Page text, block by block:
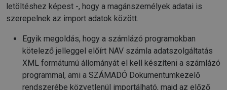
letöltéshez képest -, hogy a magánszemélyek adatai is
szerepelnek az import adatok között.
Egyik megoldás, hogy a számlázó programokban
kötelező jelleggel előírt NAV számla adatszolgáltatás
XML formátumú állományát el kell készíteni a számlázó
programmal, ami a SZÁMADÓ Dokumentumkezelő
rendszerébe közvetlenül importálható, majd az előző